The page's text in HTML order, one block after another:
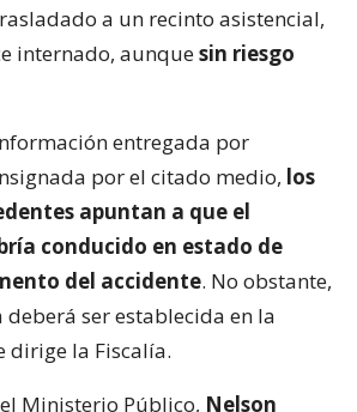
a un recinto asistencial,
internado, aunquesin riesgo
entregada por
por el citado medio, los
apuntan a que el
conducido en estado de
del accidente. No obstante,
deberá ser establecida en la
dirige la Fiscalía.
Ministerio Público, Nelson